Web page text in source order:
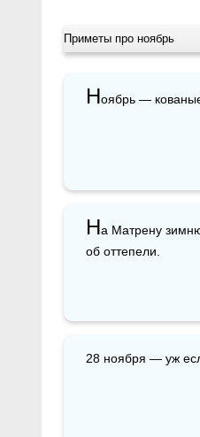
Приметы про ноябрь
Ноябрь —
На Матрену
об оттепели.
28 ноября — уж